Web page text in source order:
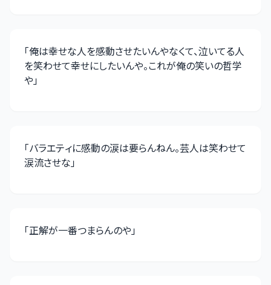
「俺は幸せな人を感動させたいんやなくて、泣いてる人
を笑わせて幸せにしたいんや。これが俺の笑いの哲学
や」
「バラエティに感動の涙は要らんねん。芸人は笑わせて
涙流させな」
「正解が一番つまらんのや」